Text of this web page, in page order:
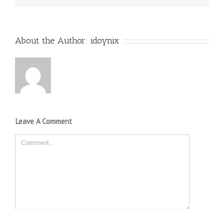
About the Author: idoynix
Leave A Comment
Comment